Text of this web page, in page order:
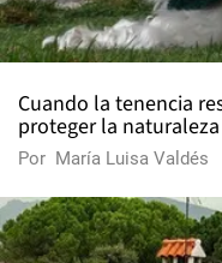
Cuando la tenencia
proteger la naturaleza
Por María Luisa Valdés